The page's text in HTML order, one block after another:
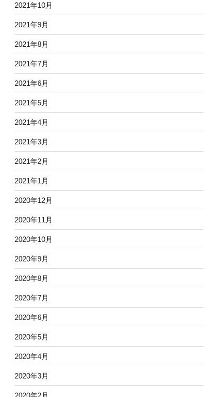
2021年10月
2021年9月
2021年8月
2021年7月
2021年6月
2021年5月
2021年4月
2021年3月
2021年2月
2021年1月
2020年12月
2020年11月
2020年10月
2020年9月
2020年8月
2020年7月
2020年6月
2020年5月
2020年4月
2020年3月
2020年2月